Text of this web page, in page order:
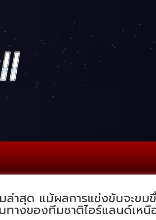
าสุด แม้ผลการแข่งขันจะข
างของทีมชาติไอร์แลนด์เห